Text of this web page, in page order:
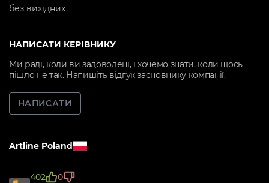
без вихідних
НАПИСАТИ КЕРІВНИКУ
Ми раді, коли ви задоволені, і хочемо знати, коли щось
пішло не так. Напишіть відгук засновнику компанії.
НАПИСАТИ
Artline Poland
402 0